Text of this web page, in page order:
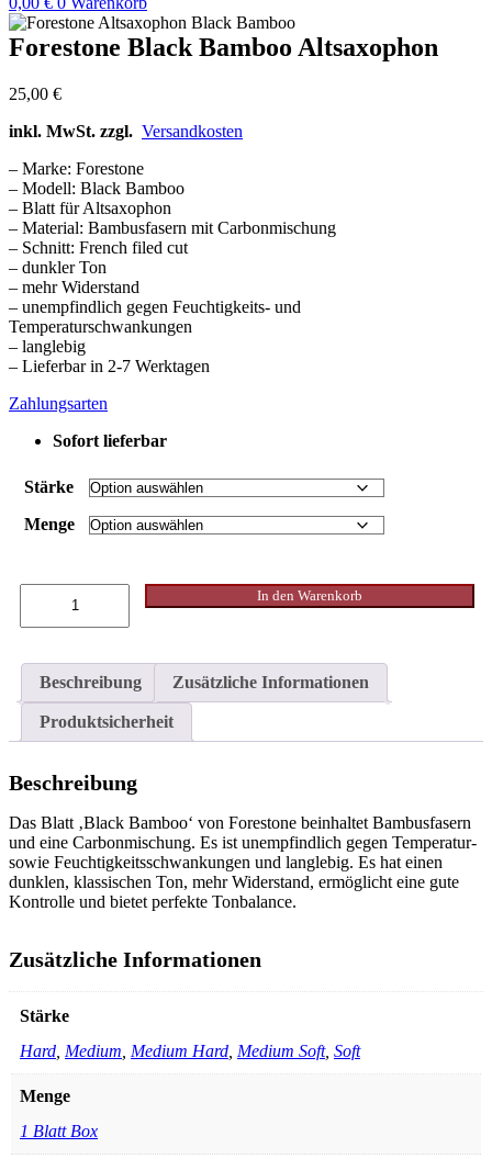
Forestone Black Bamboo Altsaxophon
25,00 €
inkl. MwSt. zzgl. Versandkosten
– Marke: Forestone
– Modell: Black Bamboo
– Blatt für Altsaxophon
– Material: Bambusfasern mit Carbonmischung
– Schnitt: French filed cut
– dunkler Ton
– mehr Widerstand
– unempfindlich gegen Feuchtigkeits- und
Temperaturschwankungen
– langlebig
– Lieferbar in 2-7 Werktagen
Zahlungsarten
Sofort lieferbar
Stärke
Menge
Black
Altsaxophon
In den Warenkorb
Beschreibung Zusätzliche Informationen
Produktsicherheit
Beschreibung
Das Blatt ‚Black Bamboo‘ von Forestone beinhaltet Bambusfasern
und eine Carbonmischung. Es ist unempfindlich gegen Temperatur-
sowie Feuchtigkeitsschwankungen und langlebig. Es hat einen
dunklen, klassischen Ton, mehr Widerstand, ermöglicht eine gute
Kontrolle und bietet perfekte Tonbalance.
Zusätzliche Informationen
Stärke
Hard Medium Medium Hard Medium Soft, Soft
Menge
1 Blatt Box